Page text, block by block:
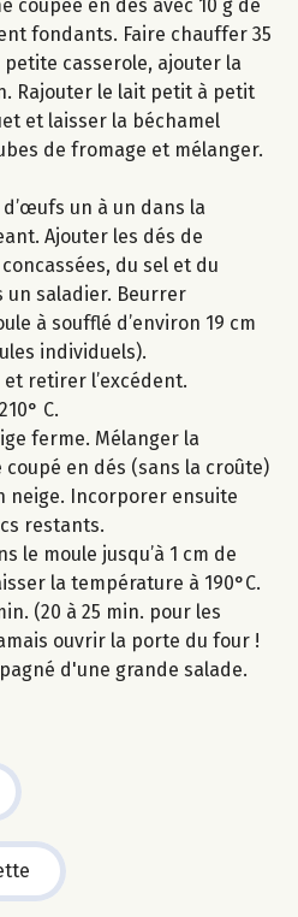
coupée en dés avec 10 g de
fondants. Faire chauffer 35
casserole, ajouter la
Rajouter le lait petit à petit
et laisser la béchamel
de fromage et mélanger.
un à un dans la
Ajouter les dés de
du sel et du
un saladier. Beurrer
à soufflé d’environ 19 cm
individuels).
retirer l’excédent.
C.
ferme. Mélanger la
coupé en dés (sans la croûte)
neige. Incorporer ensuite
restants.
le moule jusqu’à 1 cm de
la température à 190°C.
(20 à 25 min. pour les
ouvrir la porte du four !
d'une grande salade.